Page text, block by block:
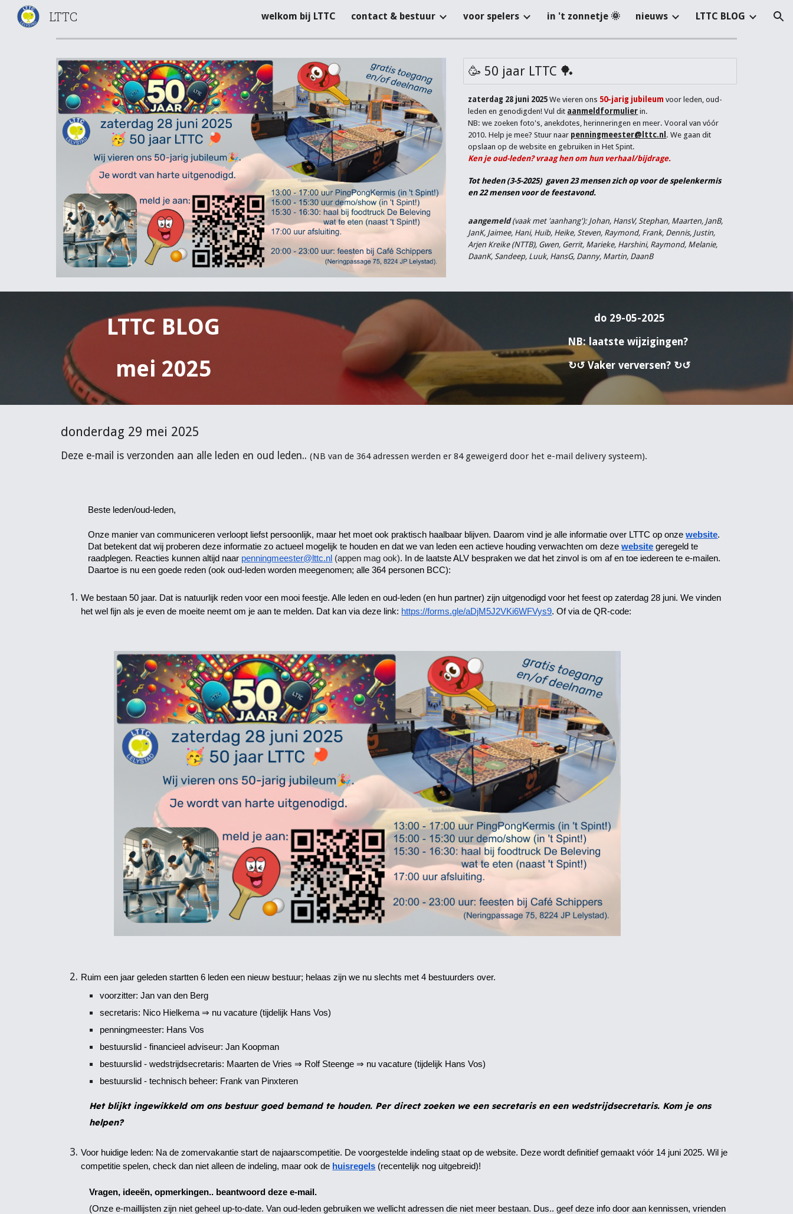
Skip to main content Skip to navigation
LTTC welkom bij LTTC contact & bestuur voor spelers in 't zonnetje 🌞 nieuws LTTC BLOG
🥳 50 jaar LTTC 🏓
zaterdag 28 juni 2025We vieren ons 50-jarig jubileum voor leden, oud-
leden en genodigden!Vul dit aanmeldformulier in.
NB: we zoeken foto's, anekdotes, herinneringen en meer. Vooral van vóór
2010. Help je mee? Stuur naar penningmeester@lttc.nl . We gaan dit
opslaan op de website en gebruiken in Het Spint.
Ken je oud-leden? vraag hen om hun verhaal/bijdrage.
Tot heden (3-5-2025) gaven 23 mensen zich op voor de spelenkermis
en 22 mensen voor de feestavond.
aangemeld(vaak met 'aanhang'): Johan, HansV, Stephan, Maarten, JanB,
JanK, Jaimee, Hani, Huib, Heike, Steven, Raymond, Frank, Dennis, Justin,
Arjen Kreike (NTTB), Gwen, Gerrit, Marieke, Harshini, Raymond, Melanie,
DaanK, Sandeep, Luuk, HansG, Danny, Martin, DaanB
LTTC BLOG
mei 2025
do29-05-2025
NB: laatste wijzigingen?
↻↺ Vaker verversen? ↻↺
donderdag 29 mei 2025
Deze e-mail is verzonden aan alle leden en oud leden.. (NB van de 364 adressen werden er 84 geweigerd door het e-mail delivery systeem).
Beste leden/oud-leden,
Onze manier van communiceren verloopt liefst persoonlijk, maar het moet ook praktisch haalbaar blijven. Daarom vind je alle informatie over LTTC op onzewebsite.
Dat betekent dat wij proberen deze informatie zo actueel mogelijk te houden en dat we van leden een actieve houding verwachten om dezewebsite geregeld te
raadplegen. Reacties kunnen altijd naar penningmeester@lttc.nl (appen mag ook). In de laatste ALV bespraken we dat het zinvol is om af en toe iedereen te e-mailen.
Daartoe is nu een goede reden (ook oud-leden worden meegenomen; alle 364 personen BCC):
We bestaan 50 jaar. Dat is natuurlijk reden voor een mooi feestje. Alle leden en oud-leden (en hun partner) zijn uitgenodigd voor het feest op zaterdag 28 juni. We vinden
het wel fijn als je even de moeite neemt om je aan te melden. Dat kan via deze link: https://forms.gle/aDjM5J2VKi6WFVys9. Of via de QR-code:
Ruim een jaar geleden startten 6 leden een nieuw bestuur; helaas zijn we nu slechts met 4 bestuurders over.
voorzitter: Jan van den Berg
secretaris: Nico Hielkema ⇒ nu vacature (tijdelijk Hans Vos)
penningmeester: Hans Vos
bestuurslid - financieel adviseur: Jan Koopman
bestuurslid - wedstrijdsecretaris: Maarten de Vries ⇒ Rolf Steenge ⇒ nu vacature (tijdelijk Hans Vos)
bestuurslid - technisch beheer: Frank van Pinxteren
Het blijkt ingewikkeld om ons bestuur goed bemand te houden. Per direct zoeken we een secretaris en een wedstrijdsecretaris. Kom je ons
helpen?
Voor huidige leden: Na de zomervakantie start de najaarscompetitie. De voorgestelde indeling staat op de website. Deze wordt definitief gemaakt vóór 14 juni 2025. Wil je
competitie spelen, check dan niet alleen de indeling, maar ook de huisregels (recentelijk nog uitgebreid)!
Vragen, ideeën, opmerkingen.. beantwoord deze e-mail.
(Onze e-maillijsten zijn niet geheel up-to-date. Van oud-leden gebruiken we wellicht adressen die niet meer bestaan. Dus.. geef deze info door aan kennissen, vrienden